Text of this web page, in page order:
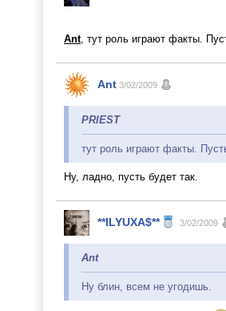
Ant, тут роль играют факты.
Ant 3/02/2009
PRIEST
тут роль играют факты.
Ну, ладно, пусть будет так.
**ILYUXA$** 3/02/2009
Ant
Ну блин, всем не угодишь.